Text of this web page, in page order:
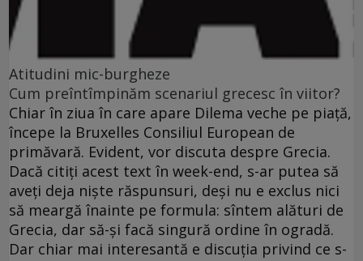
Atitudini mic-burgheze
Cum preîntîmpinăm scenariul grecesc în viitor?
Chiar în ziua în care apare Dilema veche pe piaţă,
începe la Bruxelles Consiliul European de
primăvară. Evident, vor discuta despre Grecia.
Dacă citiţi acest text în week-end, s-ar putea să
aveţi deja nişte răspunsuri, deşi nu e exclus nici
să meargă înainte pe formula: sîntem alături de
Grecia, dar să-şi facă singură ordine în ogradă.
Dar chiar mai interesantă e discuţia privind ce s-